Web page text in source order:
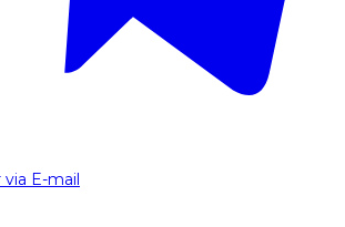
E-mail